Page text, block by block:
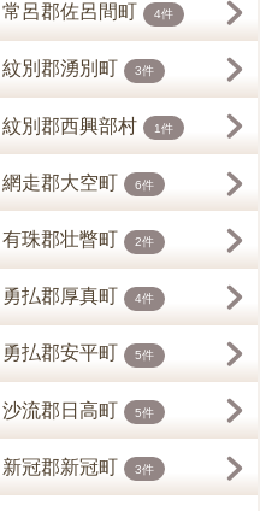
常呂郡佐呂間町 4件
紋別郡湧別町 3件
紋別郡西興部村 1件
網走郡大空町 6件
有珠郡壮瞥町 2件
勇払郡厚真町 4件
勇払郡安平町 5件
沙流郡日高町 5件
新冠郡新冠町 3件